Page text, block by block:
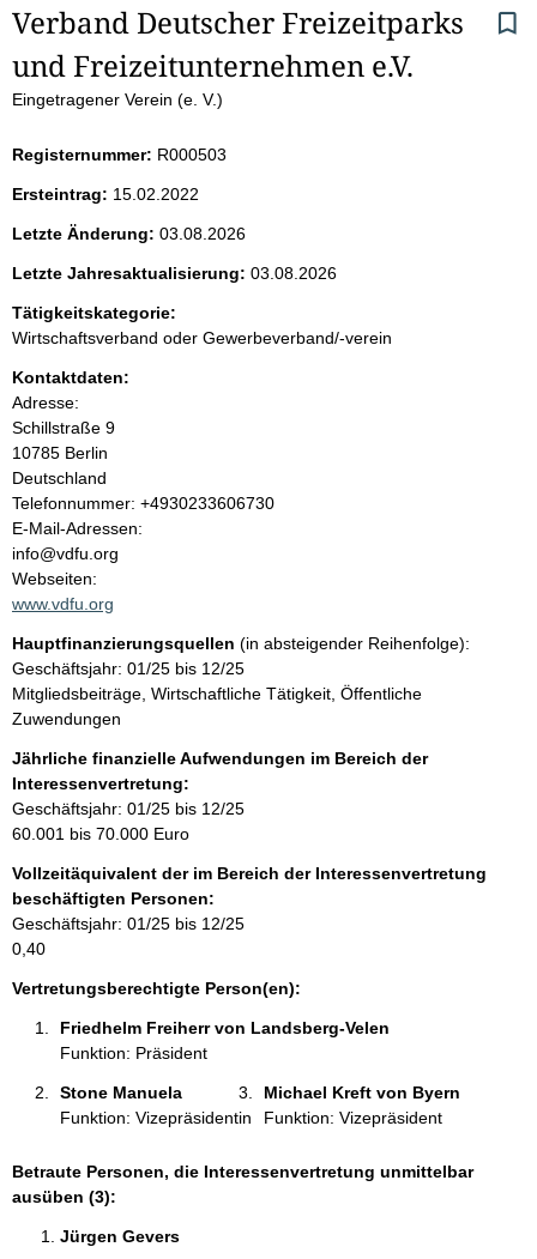
S
e
t
e
n
i
n
h
a
l
t
Verband Deutscher Freizeitparks
und Freizeitunternehmen e.V.
Eingetragener Verein (e. V.)
Registernummer: R000503
Ersteintrag: 15.02.2022
Letzte Änderung: 03.08.2026
Letzte Jahresaktualisierung: 03.08.2026
Tätigkeitskategorie:
Wirtschaftsverband oder Gewerbeverband/-verein
Kontaktdaten:
Adresse:
Schillstraße 9
10785 Berlin
Deutschland
K
o
n
t
a
t
i
n
f
o
r
m
a
i
o
n
e
n
Telefonnummer: +4930233606730
E-Mail-Adressen:
info@vdfu.org
Webseiten:
www.vdfu.org
Hauptfinanzierungsquellen (in absteigender Reihenfolge):
Geschäftsjahr: 01/25 bis 12/25
Mitgliedsbeiträge, Wirtschaftliche Tätigkeit, Öffentliche
Zuwendungen
Jährliche finanzielle Aufwendungen im Bereich der
Interessenvertretung:
Geschäftsjahr: 01/25 bis 12/25
60.001 bis 70.000 Euro
Vollzeitäquivalent der im Bereich der Interessenvertretung
beschäftigten Personen:
Geschäftsjahr: 01/25 bis 12/25
0,40
Vertretungsberechtigte Person(en):
Friedhelm Freiherr von Landsberg-Velen
Funktion: Präsident
Stone Manuela
Funktion: Vizepräsidentin
Michael Kreft von Byern
Funktion: Vizepräsident
Betraute Personen, die Interessenvertretung unmittelbar
ausüben (3):
Jürgen Gevers